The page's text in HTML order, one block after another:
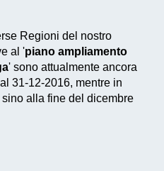
Regioni del nostro
al 'piano ampliamento
' sono attualmente ancora
31-12-2016, mentre in
alla fine del dicembre